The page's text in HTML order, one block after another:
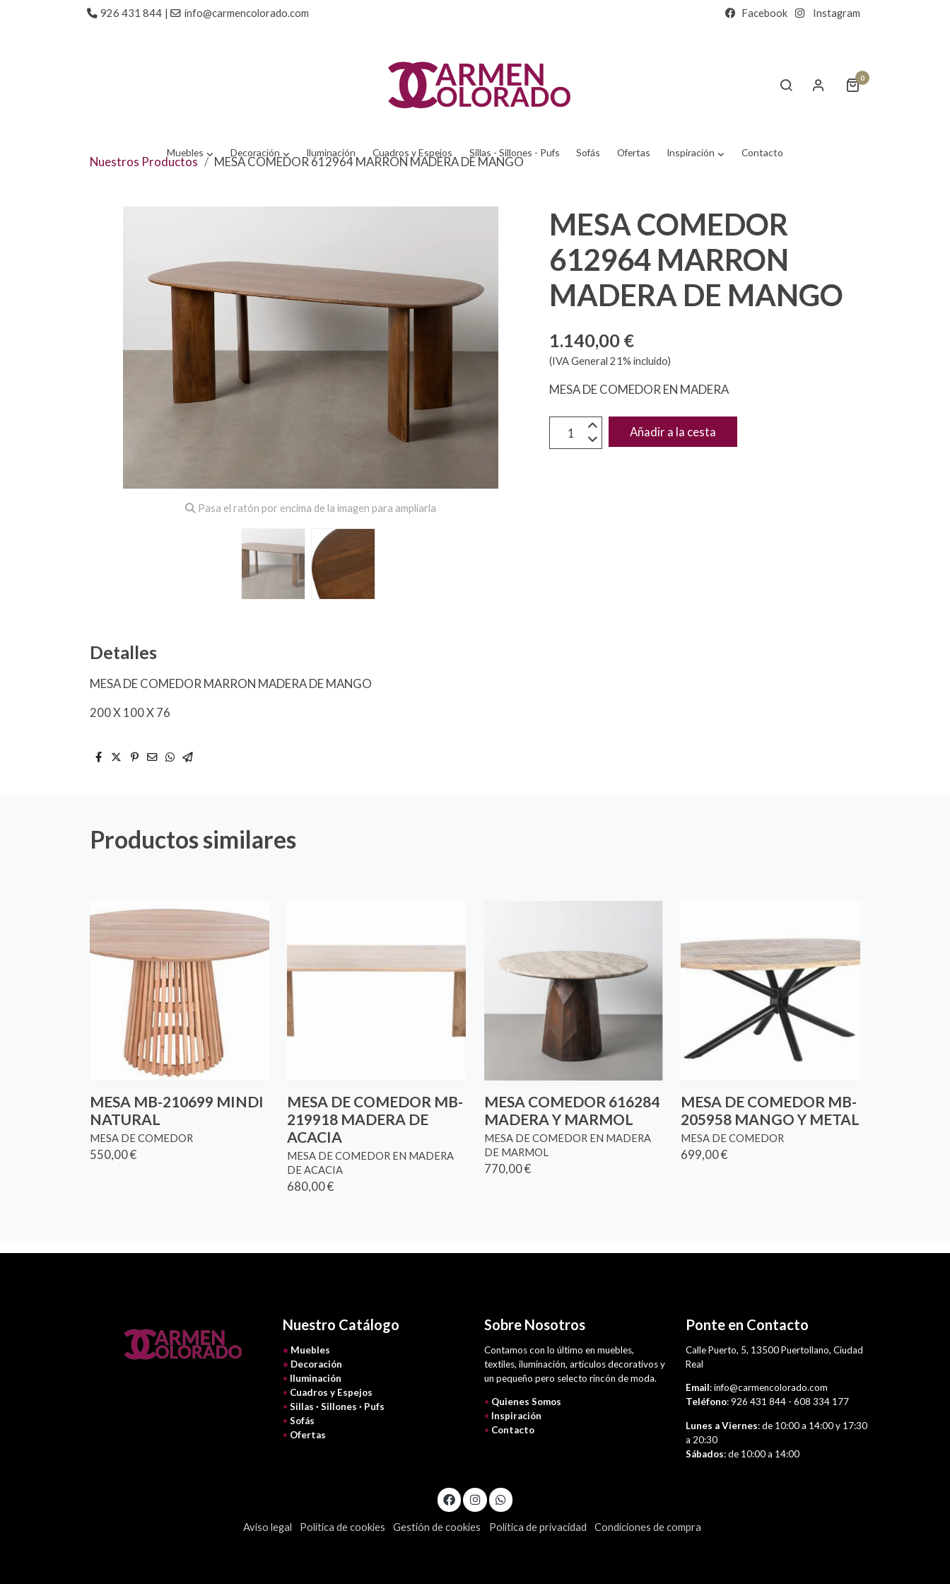
926 431 844 | info@carmencolorado.com Facebook Instagram
0
Muebles Decoración Iluminación Cuadros y Espejos Sillas - Sillones - Pufs Sofás Ofertas Inspiración Contacto
Nuestros Productos MESA COMEDOR 612964 MARRON MADERA DE MANGO
Pasa el ratón por encima de la imagen para ampliarla
Detalles
MESA DE COMEDOR MARRON MADERA DE MANGO
200 X 100 X 76
MESA COMEDOR
612964 MARRON
MADERA DE MANGO
1.140,00 €
(IVA General 21% incluido)
MESA DE COMEDOR EN MADERA
Añadir a la cesta
Productos similares
MESA MB-210699 MINDI
NATURAL
MESA DE COMEDOR
550,00 €
MESA DE COMEDOR MB-
219918 MADERA DE
ACACIA
MESA DE COMEDOR EN MADERA
DE ACACIA
680,00 €
MESA COMEDOR 616284
MADERA Y MARMOL
MESA DE COMEDOR EN MADERA
DE MARMOL
770,00 €
MESA DE COMEDOR MB-
205958 MANGO Y METAL
MESA DE COMEDOR
699,00 €
Nuestro Catálogo
• Muebles
• Decoración
• Iluminación
• Cuadros y Espejos
• Sillas · Sillones · Pufs
• Sofás
• Ofertas
Sobre Nosotros
Contamos con lo último en muebles,
textiles, iluminación, artículos decorativos y
un pequeño pero selecto rincón de moda.
• Quienes Somos
• Inspiración
• Contacto
Ponte en Contacto
Calle Puerto, 5, 13500 Puertollano, Ciudad
Real
Email: info@carmencolorado.com
Teléfono: 926 431 844 - 608 334 177
Lunes a Viernes: de 10:00 a 14:00 y 17:30
a 20:30
Sábados: de 10:00 a 14:00
Aviso legal Política de cookies Gestión de cookies Política de privacidad Condiciones de compra